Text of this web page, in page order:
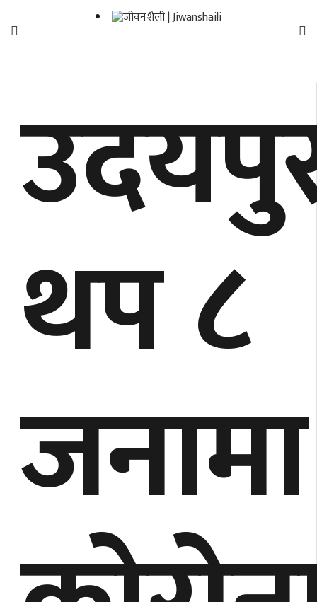
डायाेस्परा
हाम्राे
स्वास्थ्यथप ८
जनामा